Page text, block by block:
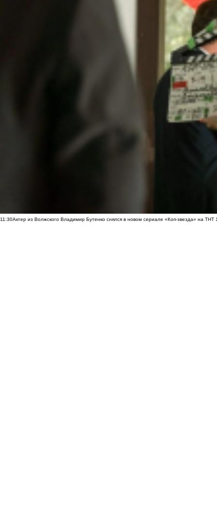
11:30Актер из Волжского Владимир Бутенко снялся в новом сериале «Коп-звезда» на ТНТ